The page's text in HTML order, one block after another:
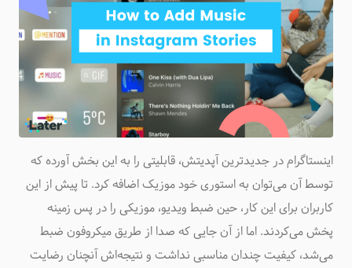
اینستاگرام در جدیدترین آپدیتش، قابلیتی را به این بخش آورده که
توسط آن می‌توان به استوری خود موزیک اضافه کرد. تا پیش از این
کاربران برای این کار، حین ضبط ویدیو، موزیکی را در پس زمینه
پخش می‌کردند. اما از آن جایی که صدا از طریق میکروفون ضبط
می‌شد، کیفیت چندان مناسبی نداشت و نتیجه‌اش آنچنان رضایت